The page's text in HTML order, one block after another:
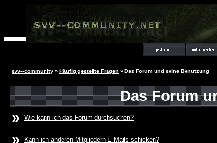
svv--community » Häufig gestellte Fragen » Das Forum und seine Benutzung
Das Forum
»
Wie kann ich das Forum durchsuchen?
» Kann ich anderen Mitgliedern E-Mails schicken?